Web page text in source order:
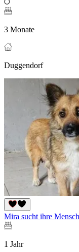
3 Monate
Duggendorf
Mira sucht ihre
1 Jahr